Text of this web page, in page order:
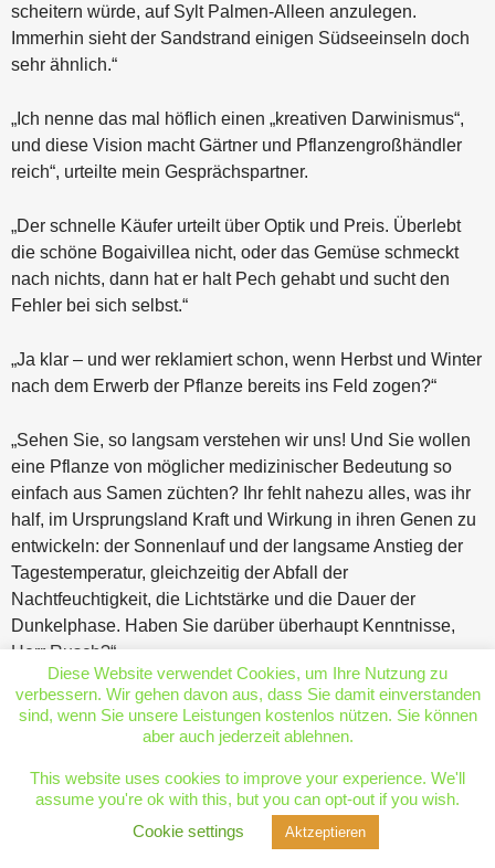
scheitern würde, auf Sylt Palmen-Alleen anzulegen.
Immerhin sieht der Sandstrand einigen Südseeinseln doch
sehr ähnlich.“
„Ich nenne das mal höflich einen „kreativen Darwinismus“,
und diese Vision macht Gärtner und Pflanzengroßhändler
reich“, urteilte mein Gesprächspartner.
„Der schnelle Käufer urteilt über Optik und Preis. Überlebt
die schöne Bogaivillea nicht, oder das Gemüse schmeckt
nach nichts, dann hat er halt Pech gehabt und sucht den
Fehler bei sich selbst.“
„Ja klar – und wer reklamiert schon, wenn Herbst und Winter
nach dem Erwerb der Pflanze bereits ins Feld zogen?“
„Sehen Sie, so langsam verstehen wir uns! Und Sie wollen
eine Pflanze von möglicher medizinischer Bedeutung so
einfach aus Samen züchten? Ihr fehlt nahezu alles, was ihr
half, im Ursprungsland Kraft und Wirkung in ihren Genen zu
entwickeln: der Sonnenlauf und der langsame Anstieg der
Tagestemperatur, gleichzeitig der Abfall der
Nachtfeuchtigkeit, die Lichtstärke und die Dauer der
Dunkelphase. Haben Sie darüber überhaupt Kenntnisse,
Herr Rusch?“
„Nun, die könnte ich mir über das Internet erarbeiten,
außerdem habe ich Kontakt zu „Siamese Traders“, einer
„Und wenn Sie die Informationen haben, wie simulieren Sie
dann diese Umweltbedingungen?“
Diese Website verwendet Cookies, um Ihre Nutzung zu
verbessern. Wir gehen davon aus, dass Sie damit einverstanden
sind, wenn Sie unsere Leistungen kostenlos nützen. Sie können
aber auch jederzeit ablehnen.
This website uses cookies to improve your experience. We'll
assume you're ok with this, but you can opt-out if you wish.
Cookie settings
Aktzeptieren